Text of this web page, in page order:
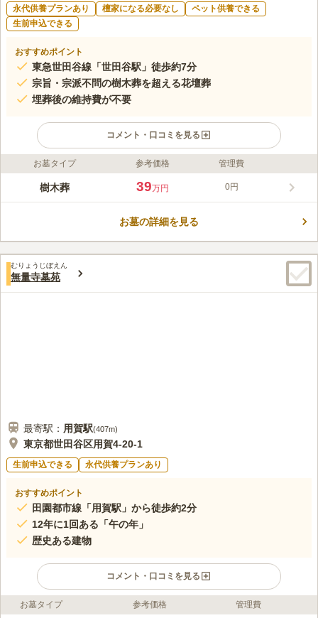
永代供養プランあり 檀家になる必要なし
ペット供養できる
生前申込できる
おすすめポイント
東急世田谷線「世田谷駅」徒歩約7分
宗旨・宗派不問の樹木葬を超える花壇葬
埋葬後の維持費が不要
コメント・口コミを見る
ライフドット編集部のコメント
明るい雰囲気の園内は、蝶が舞い、花・緑・光が溢れる23区内で
られた花壇の下に眠る、樹木葬を超える花壇葬があります。園内
ランが用意されているので、お好みでお選び頂けます。
口コミ評価
みんなの評価
40代女性
家族に足を悪くしている人間がいるため、タクシーで往復するの
お墓タイプ 参考価格 管理費
樹木葬 39万円 0円
お墓の詳細を見る
むりょうじぼえん
無量寺墓苑
最寄駅： 用賀駅(407m)
東京都世田谷区用賀4-20-1
生前申込できる 永代供養プランあり
おすすめポイント
田園都市線「用賀駅」から徒歩約2分
12年に1回ある「午の年」
歴史ある建物
コメント・口コミを見る
ライフドット編集部のコメント
お墓タイプ 参考価格 管理費